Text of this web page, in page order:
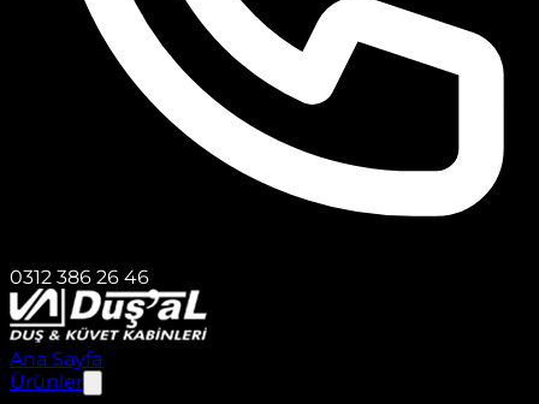
0312 386 26 46
Ana Sayfa
Ürünler